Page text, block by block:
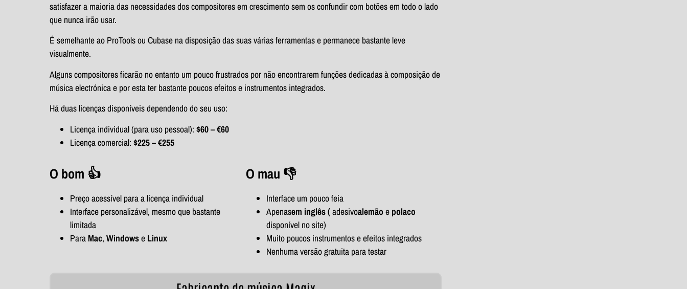
satisfazer a maioria das necessidades dos compositores em crescimento sem os confundir com botões em todo o lado
que nunca irão usar.
É semelhante ao ProTools ou Cubase na disposição das suas várias ferramentas e permanece bastante leve
visualmente.
Alguns compositores ficarão no entanto um pouco frustrados por não encontrarem funções dedicadas à composição de
música electrónica e por esta ter bastante poucos efeitos e instrumentos integrados.
Há duas licenças disponíveis dependendo do seu uso:
Licença individual (para uso pessoal): $60 – €60
Licença comercial: $225 – €255
O bom 👍
Preço acessível para a licença individual
Interface personalizável, mesmo que bastante
limitada
Para Mac, Windowse Linux
O mau 👎
Interface um pouco feia
Apenasem inglês(adesivoalemão e polaco
disponível no site)
Muito poucos instrumentos e efeitos integrados
Nenhuma versão gratuita para testar